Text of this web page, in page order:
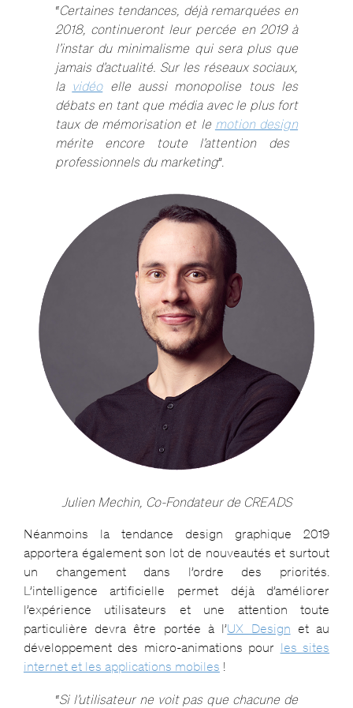
“Certaines tendances, déjà remarquées en
2018, continueront leur percée en 2019 à
l’instar du minimalisme qui sera plus que
jamais d’actualité. Sur les réseaux sociaux,
la vidéoelle aussi monopolise tous les
débats en tant que média avec le plus fort
taux de mémorisation et le motion design
mérite encore toute l’attention des
professionnels du marketing”.
Julien Mechin, Co-Fondateur de CREADS
Néanmoins la tendance design graphique 2019
apportera également son lot de nouveautés et surtout
un changement dans l’ordre des priorités.
L’intelligence artificielle permet déjà d’améliorer
l’expérience utilisateurs et une attention toute
particulière devra être portée à l’UX Design et au
développement des micro-animations pour les sites
internet et les applications mobiles !
“Si l’utilisateur ne voit pas que chacune de